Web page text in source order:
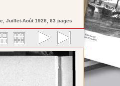
, Juillet-Août 1926, 63 pages